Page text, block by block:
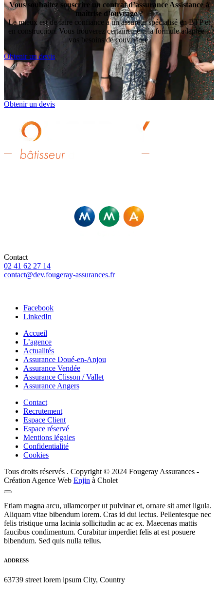
Vous souhaitez souscrire un contrat d’assurance Assistance à
maîtrise d’ouvrage ?
Le mieux est de faire confiance à un assureur spécialisé en BTP et
en construction. Vous trouverez certainement la formule adaptée à
vos besoins de couverture.
Obtenir un devis
Obtenir un devis
Contact
02 41 62 27 14
contact@dev.fougeray-assurances.fr
Facebook
LinkedIn
Accueil
L’agence
Actualités
Assurance Doué-en-Anjou
Assurance Vendée
Assurance Clisson / Vallet
Assurance Angers
Contact
Recrutement
Espace Client
Espace réservé
Mentions légales
Confidentialité
Cookies
Tous droits réservés . Copyright © 2024 Fougeray Assurances -
Création Agence Web Enjin à Cholet
Etiam magna arcu, ullamcorper ut pulvinar et, ornare sit amet ligula.
Aliquam vitae bibendum lorem. Cras id dui lectus. Pellentesque nec
felis tristique urna lacinia sollicitudin ac ac ex. Maecenas mattis
faucibus condimentum. Curabitur imperdiet felis at est posuere
bibendum. Sed quis nulla tellus.
ADDRESS
63739 street lorem ipsum City, Country